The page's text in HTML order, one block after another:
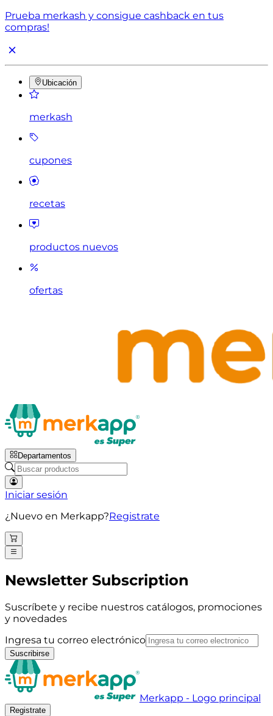
Prueba merkash y consigue cashback en tus
compras!
Ubicación
merkash
cupones
recetas
productos nuevos
ofertas
Departamentos
Iniciar sesión
¿Nuevo en Merkapp?Registrate
Newsletter Subscription
Suscríbete y recibe nuestros catálogos, promociones
y novedades
Ingresa tu correo electrónico
Suscribirse
Merkapp - Logo principal
Registrate